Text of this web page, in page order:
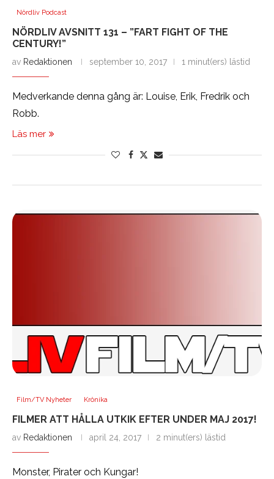
Nördliv Podcast
NÖRDLIV AVSNITT 131 – ”FART FIGHT OF THE
CENTURY!”
av Redaktionen september 10, 2017 1 minut(ers) lästid
Medverkande denna gång är: Louise, Erik, Fredrik och
Robb.
Läs mer
Film/TV Nyheter Krönika
FILMER ATT HÅLLA UTKIK EFTER UNDER MAJ 2017!
av Redaktionen april 24, 2017 2 minut(ers) lästid
Monster, Pirater och Kungar!